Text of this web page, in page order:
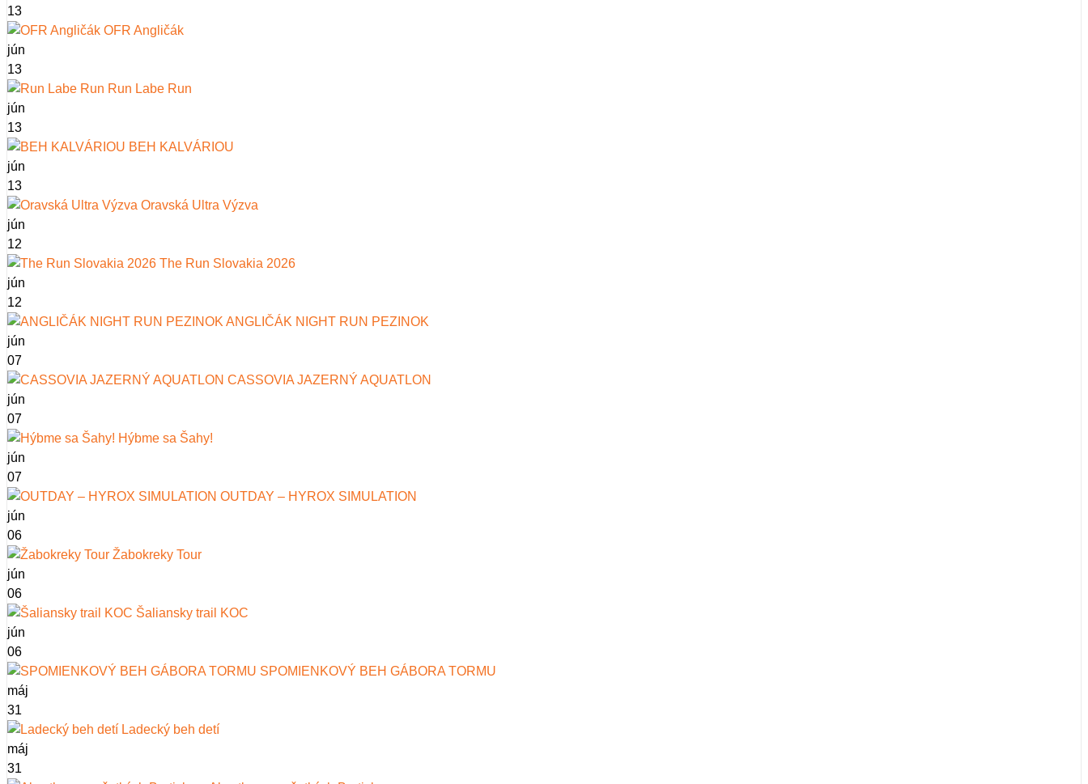
13
OFR Angličák
jún
13
Run Labe Run
jún
13
BEH KALVÁRIOU
jún
13
Oravská Ultra Výzva
jún
12
The Run Slovakia 2026
jún
12
ANGLIČÁK NIGHT RUN PEZINOK
jún
07
CASSOVIA JAZERNÝ AQUATLON
jún
07
Hýbme sa Šahy!
jún
07
OUTDAY – HYROX SIMULATION
jún
06
Žabokreky Tour
jún
06
Šaliansky trail KOC
jún
06
SPOMIENKOVÝ BEH GÁBORA TORMU
máj
31
Ladecký beh detí
máj
31